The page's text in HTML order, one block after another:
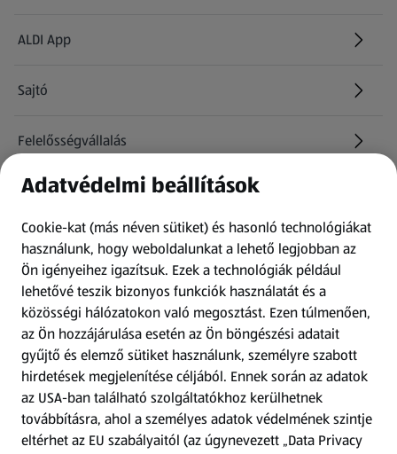
ALDI App
Sajtó
Felelősségvállalás
Információk
Kérdőív
Fizetési lehetőségek
ALDI utalványok
Árcsökkentés
Adattörlő alkalmazás
Adatvédelmi beállítások
Cookie-kat (más néven sütiket) és hasonló technológiákat
használunk, hogy weboldalunkat a lehető legjobban az
Ön igényeihez igazítsuk. Ezek a technológiák például
lehetővé teszik bizonyos funkciók használatát és a
közösségi hálózatokon való megosztást. Ezen túlmenően,
az Ön hozzájárulása esetén az Ön böngészési adatait
gyűjtő és elemző sütiket használunk, személyre szabott
hirdetések megjelenítése céljából. Ennek során az adatok
az USA-ban található szolgáltatókhoz kerülhetnek
továbbításra, ahol a személyes adatok védelmének szintje
eltérhet az EU szabályaitól (az úgynevezett „Data Privacy